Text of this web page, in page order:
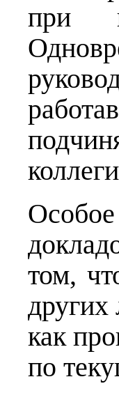
при
том,
как
по